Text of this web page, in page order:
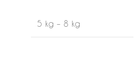
5 kg – 8 kg